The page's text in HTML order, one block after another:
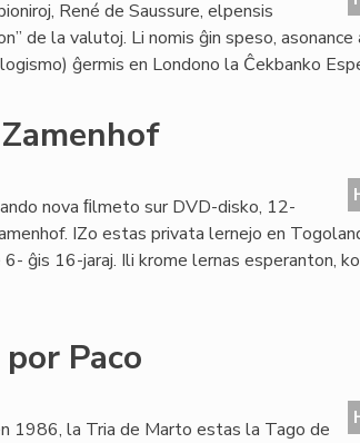
René de Saussure, elpensis
de la valutoj. Li nomis ĝin speso, asonance
ĝermis en Londono la Ĉekbanko
nova ﬁlmeto sur DVD-disko, 12-
IZo estas privata lernejo en
ĝis 16-jaraj. Ili krome lernas esperanton,
Paco
1986, la Tria de Marto estas la Tago de